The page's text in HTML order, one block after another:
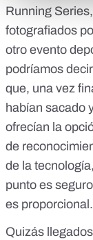
Running Series
fotografiados
otro evento
podríamos
que, una vez
habían sacado
ofrecían la
de
de la
punto es
es proporcional.
Quizás